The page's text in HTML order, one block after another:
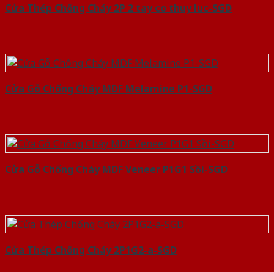
Cửa Thép Chống Cháy 2P 2 tay co thuy luc-SGD
Cửa Gỗ Chống Cháy MDF Melamine P1-SGD
Cửa Gỗ Chống Cháy MDF Veneer P1G1 Sồi-SGD
Cửa Thép Chống Cháy 2P1G2-a-SGD